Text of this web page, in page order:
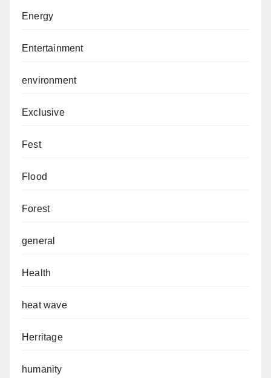
Energy
Entertainment
environment
Exclusive
Fest
Flood
Forest
general
Health
heat wave
Herritage
humanity